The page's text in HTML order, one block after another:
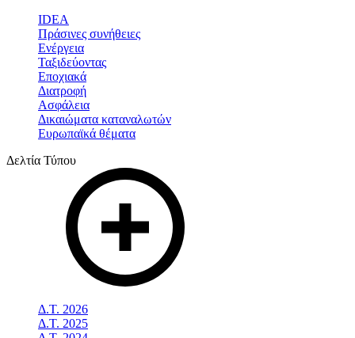
IDEA
Πράσινες συνήθειες
Ενέργεια
Ταξιδεύοντας
Εποχιακά
Διατροφή
Ασφάλεια
Δικαιώματα καταναλωτών
Ευρωπαϊκά θέματα
Δελτία Τύπου
Δ.Τ. 2026
Δ.Τ. 2025